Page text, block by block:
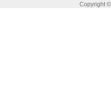
Copyright